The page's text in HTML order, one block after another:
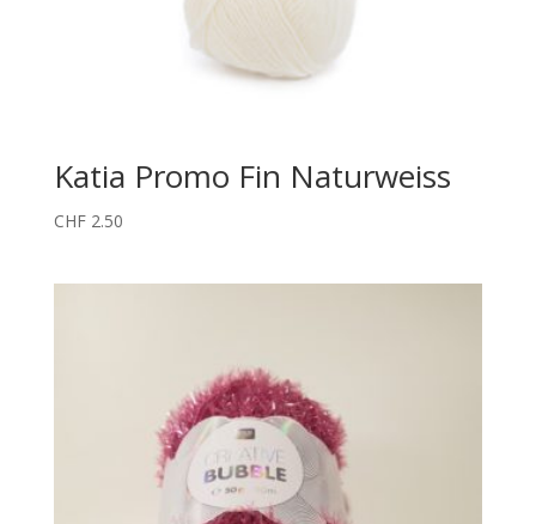
Katia Promo Fin Naturweiss
CHF2.50